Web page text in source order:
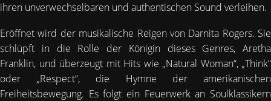
ihren unverwechselbaren und authentischen Sound verleihen.
Eröffnet wird der musikalische Reigen von Darnita Rogers. Sie
schlüpft in die Rolle der Königin dieses Genres, Aretha
Franklin, und überzeugt mit Hits wie „Natural Woman“, „Think“
oder „Respect“, die Hymne der amerikanischen
Freiheitsbewegung. Es folgt ein Feuerwerk an Soulklassikern